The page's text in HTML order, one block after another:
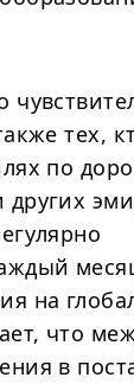
тех,
по
на
что
в